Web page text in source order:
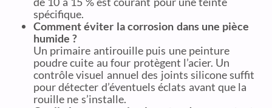
spécifique.
Comment éviter la corrosion dans une pièce
humide ?
Un primaire antirouille puis une peinture
poudre cuite au four protègent l’acier. Un
contrôle visuel annuel des joints silicone suffit
pour détecter d’éventuels éclats avant que la
rouille ne s’installe.